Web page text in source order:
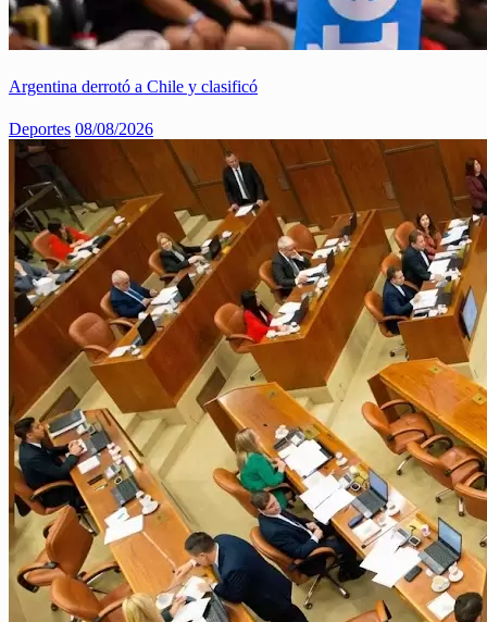
Argentina derrotó a Chile y clasificó
Deportes 08/08/2026